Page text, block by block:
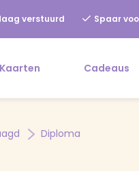
verstuurd Spaar
Kaarten Cadeaus
Diploma